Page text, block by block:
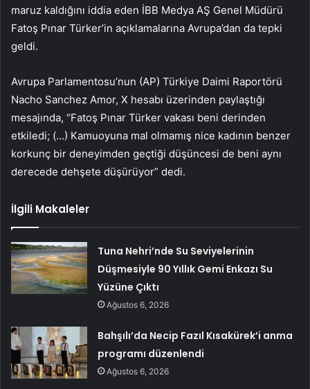
maruz kaldığını iddia eden İBB Medya AŞ Genel Müdürü
Fatoş Pınar Türker’in açıklamalarına Avrupa’dan da tepki
geldi.
Avrupa Parlamentosu’nun (AP) Türkiye Daimi Raportörü
Nacho Sanchez Amor, X hesabı üzerinden paylaştığı
mesajında, “Fatoş Pınar Türker vakası beni derinden
etkiledi; (…) Kamuoyuna mal olmamış nice kadının benzer
korkunç bir deneyimden geçtiği düşüncesi de beni aynı
derecede dehşete düşürüyor” dedi.
İlgili Makaleler
Tuna Nehri’nde Su Seviyelerinin
Düşmesiyle 90 Yıllık Gemi Enkazı Su
Yüzüne Çıktı
Ağustos 6, 2026
Bahşılı’da Necip Fazıl Kısakürek’i anma
programı düzenlendi
Ağustos 6, 2026